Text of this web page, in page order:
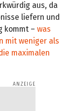
aus, da
liefern und
kommt – was
mit weniger als
maximalen